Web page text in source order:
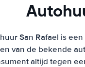
San Rafael is
van de bekende
altijd tegen